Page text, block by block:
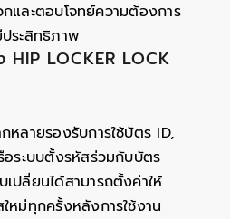
และตอบโจทย์ความต้องการ
ระสิทธิภาพ
LOCKER LOCK
หลายรองรับการใช้บัตร ID,
ระบบตั้งรหัสร่วมกับบัตร
ปลี่ยนได้สามารถตั้งค่าให้
หม่ทุกครั้งหลังการใช้งาน